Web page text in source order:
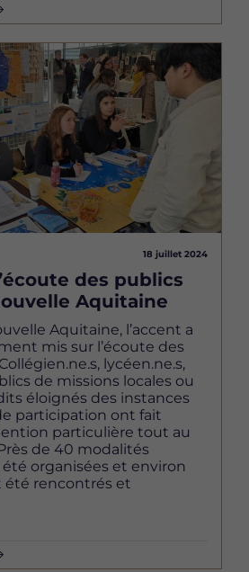
18 juillet 2024
des publics
Aquitaine
Aquitaine, l’accent a
mis sur l’écoute des
lycéen.ne.s,
de missions locales ou
éloignés des instances
participation ont fait
particulière tout au
de 40 modalités
organisées et environ
été rencontrés et